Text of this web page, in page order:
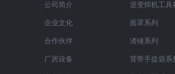
公司简介
企业文化
合作伙伴
厂房设备
逆变焊机工具
面罩系列
渣锤系列
背带手提袋系